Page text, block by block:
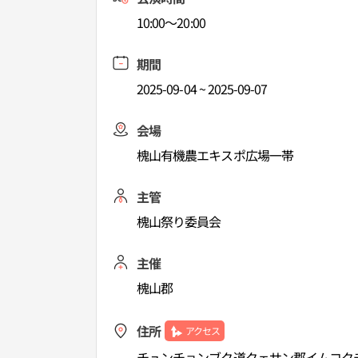
10:00～20:00
期間
2025-09-04 ~ 2025-09-07
会場
槐山有機農エキスポ広場一帯
主管
槐山祭り委員会
主催
槐山郡
住所 アクセス